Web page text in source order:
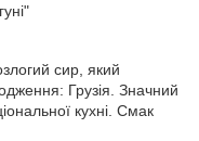
сир, який
Грузія. Значний
кухні. Смак